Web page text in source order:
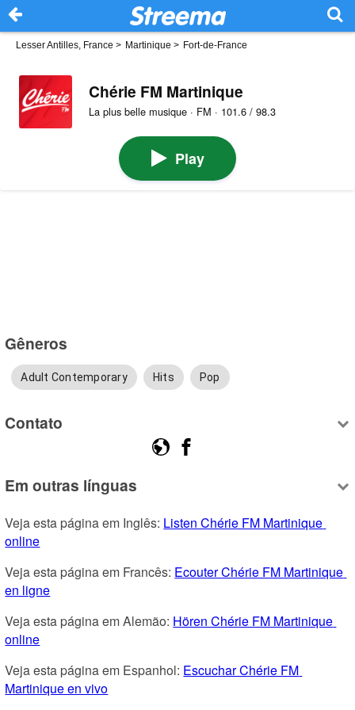
Lesser Antilles, France > Martinique > Fort-de-France
Chérie FM Martinique
La plus belle musique · FM · 101.6 / 98.3
Play
Gêneros
Adult Contemporary Hits Pop
Contato
Em outras línguas
Veja esta página em Inglês: Listen Chérie FM Martinique
online
Veja esta página em Francês: Ecouter Chérie FM Martinique
en ligne
Veja esta página em Alemão: Hören Chérie FM Martinique
online
Veja esta página em Espanhol: Escuchar Chérie FM
Martinique en vivo